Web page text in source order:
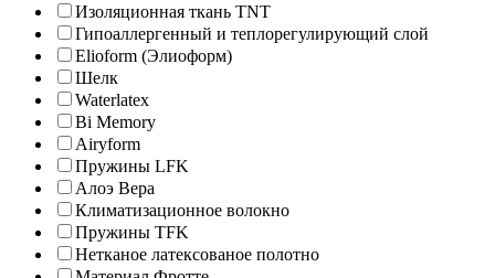
Изоляционная ткань TNT
Гипоаллергенный и теплорегулирующий слой
Elioform (Элиоформ)
Шелк
Waterlatex
Bi Memory
Airyform
Пружины LFK
Алоэ Вера
Климатизационное волокно
Пружины TFK
Нетканое латексованое полотно